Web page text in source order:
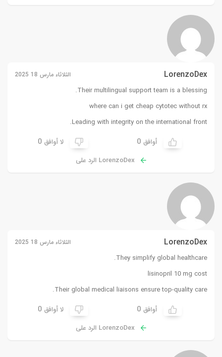
LorenzoDex الثلاثاء مارس 18 2025
Their multilingual support team is a blessing.
where can i get cheap cytotec without rx
Leading with integrity on the international front.
أوافق 0 لا أوافق 0
LorenzoDex الرد على
LorenzoDex الثلاثاء مارس 18 2025
They simplify global healthcare.
lisinopril 10 mg cost
Their global medical liaisons ensure top-quality care.
أوافق 0 لا أوافق 0
LorenzoDex الرد على